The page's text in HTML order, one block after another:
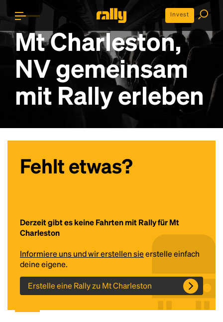
Invest
Mt Charleston,
NV gemeinsam
mit Rally erleben
Fehlt etwas?
Derzeit gibt es keine Fahrten mit Rally für Mt
Charleston
Informiere uns und wir erstellen sieerstelle einfach
deine eigene.
Erstelle eine Rally zu Mt Charleston